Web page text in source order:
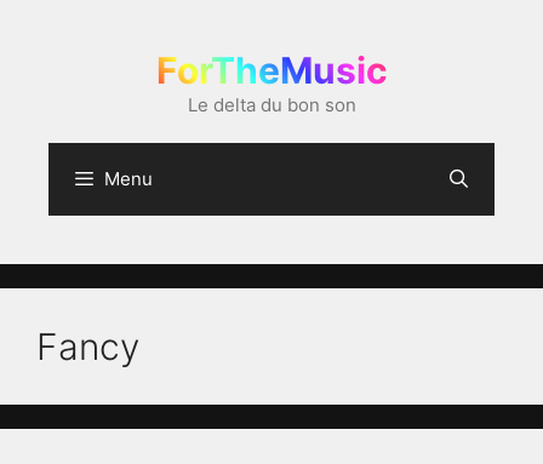
ForTheMusic
Le delta du bon son
Menu
Fancy